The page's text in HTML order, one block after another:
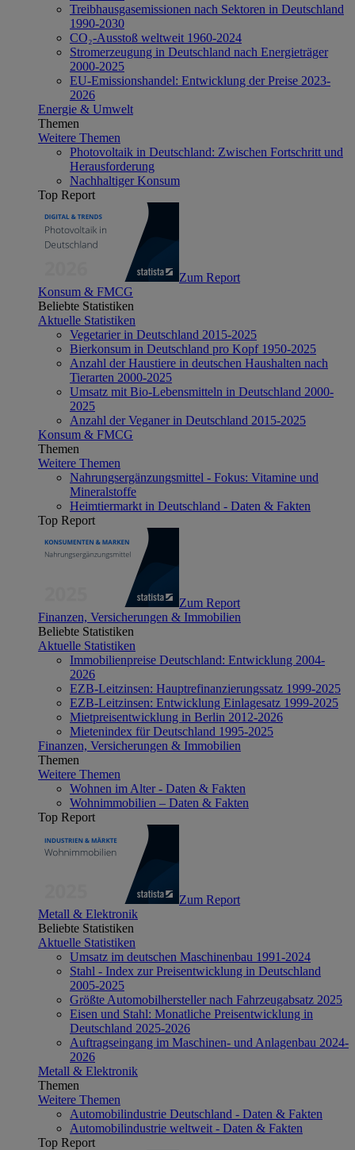
Treibhausgasemissionen nach Sektoren in Deutschland
1990-2030
CO₂-Ausstoß weltweit 1960-2024
Stromerzeugung in Deutschland nach Energieträger
2000-2025
EU-Emissionshandel: Entwicklung der Preise 2023-
2026
Energie & Umwelt
Themen
Weitere Themen
Photovoltaik in Deutschland: Zwischen Fortschritt und
Herausforderung
Nachhaltiger Konsum
Top Report
Zum Report
Konsum & FMCG
Beliebte Statistiken
Aktuelle Statistiken
Vegetarier in Deutschland 2015-2025
Bierkonsum in Deutschland pro Kopf 1950-2025
Anzahl der Haustiere in deutschen Haushalten nach
Tierarten 2000-2025
Umsatz mit Bio-Lebensmitteln in Deutschland 2000-
2025
Anzahl der Veganer in Deutschland 2015-2025
Konsum & FMCG
Themen
Weitere Themen
Nahrungsergänzungsmittel - Fokus: Vitamine und
Mineralstoffe
Heimtiermarkt in Deutschland - Daten & Fakten
Top Report
Zum Report
Finanzen, Versicherungen & Immobilien
Beliebte Statistiken
Aktuelle Statistiken
Immobilienpreise Deutschland: Entwicklung 2004-
2026
EZB-Leitzinsen: Hauptrefinanzierungssatz 1999-2025
EZB-Leitzinsen: Entwicklung Einlagesatz 1999-2025
Mietpreisentwicklung in Berlin 2012-2026
Mietenindex für Deutschland 1995-2025
Finanzen, Versicherungen & Immobilien
Themen
Weitere Themen
Wohnen im Alter - Daten & Fakten
Wohnimmobilien – Daten & Fakten
Top Report
Zum Report
Metall & Elektronik
Beliebte Statistiken
Aktuelle Statistiken
Umsatz im deutschen Maschinenbau 1991-2024
Stahl - Index zur Preisentwicklung in Deutschland
2005-2025
Größte Automobilhersteller nach Fahrzeugabsatz 2025
Eisen und Stahl: Monatliche Preisentwicklung in
Deutschland 2025-2026
Auftragseingang im Maschinen- und Anlagenbau 2024-
2026
Metall & Elektronik
Themen
Weitere Themen
Automobilindustrie Deutschland - Daten & Fakten
Automobilindustrie weltweit - Daten & Fakten
Top Report